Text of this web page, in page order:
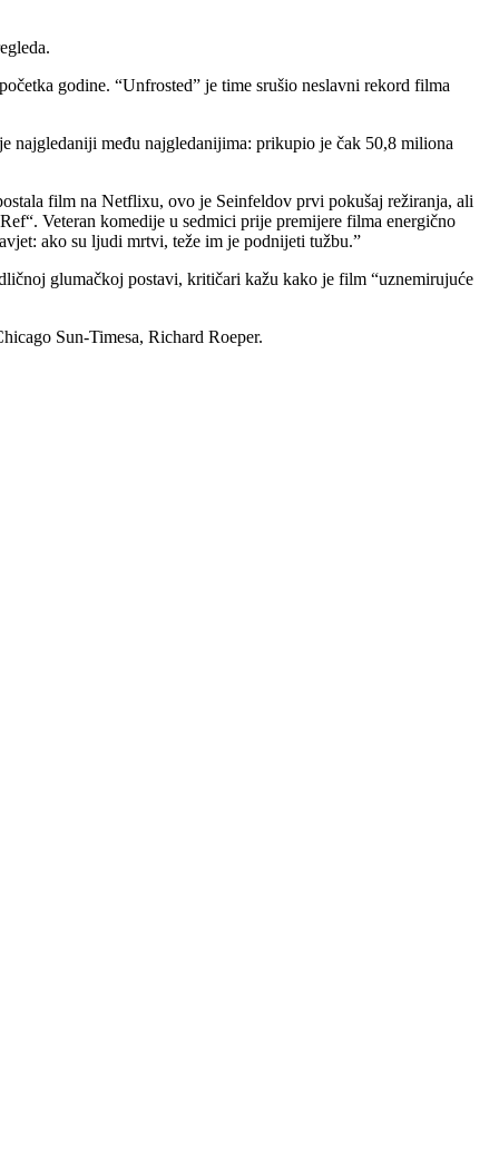
godine. “Unfrosted” je time srušio neslavni rekord filma
najgledaniji među najgledanijima: prikupio je čak 50,8 miliona
film na Netflixu, ovo je Seinfeldov prvi pokušaj režiranja, ali
Veteran komedije u sedmici prije premijere filma energično
ako su ljudi mrtvi, teže im je podnijeti tužbu.”
glumačkoj postavi, kritičari kažu kako je film “uznemirujuće
Sun-Timesa, Richard Roeper.